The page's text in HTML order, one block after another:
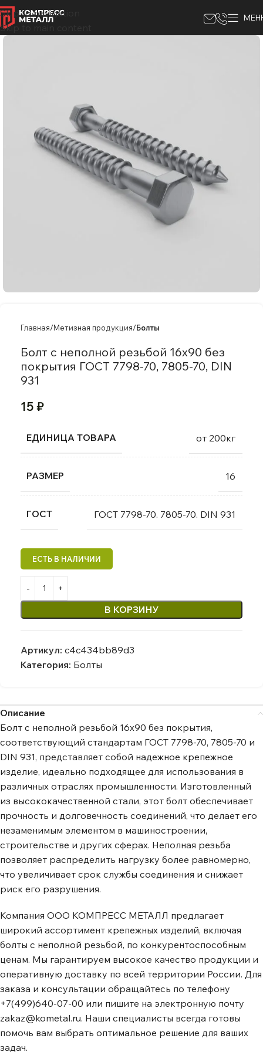
Skip to navigation
Skip to main content
Главная Метизная продукция Болты
Болт с неполной резьбой 16х90 без
покрытия ГОСТ 7798-70, 7805-70, DIN
931
15₽
ЕДИНИЦА ТОВАРА от 200кг
РАЗМЕР 16
ГОСТ ГОСТ 7798-70. 7805-70. DIN 931
В КОРЗИНУ
Артикул: c4c434bb89d3
Категория: Болты
Описание
Болт с неполной резьбой 16х90 без покрытия,
соответствующий стандартам ГОСТ 7798-70, 7805-70 и
DIN 931, представляет собой надежное крепежное
изделие, идеально подходящее для использования в
различных отраслях промышленности. Изготовленный
из высококачественной стали, этот болт обеспечивает
прочность и долговечность соединений, что делает его
незаменимым элементом в машиностроении,
строительстве и других сферах. Неполная резьба
позволяет распределить нагрузку более равномерно,
что увеличивает срок службы соединения и снижает
риск его разрушения.
Компания ООО КОМПРЕСС МЕТАЛЛ предлагает
широкий ассортимент крепежных изделий, включая
болты с неполной резьбой, по конкурентоспособным
ценам. Мы гарантируем высокое качество продукции и
оперативную доставку по всей территории России. Для
заказа и консультации обращайтесь по телефону
+7(499)640-07-00 или пишите на электронную почту
zakaz@kometal.ru. Наши специалисты всегда готовы
помочь вам выбрать оптимальное решение для ваших
задач.